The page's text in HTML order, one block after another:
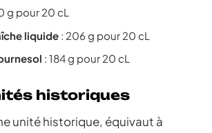
g pour 20 cL
liquide : 206 g pour 20 cL
: 184 g pour 20 cL
historiques
unité historique, équivaut à